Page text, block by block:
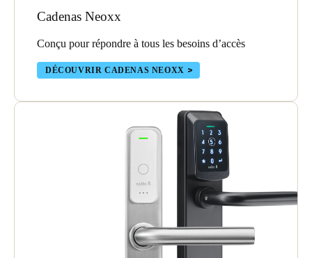
Cadenas Neoxx
Conçu pour répondre à tous les besoins d’accès
DÉCOUVRIR CADENAS NEOXX